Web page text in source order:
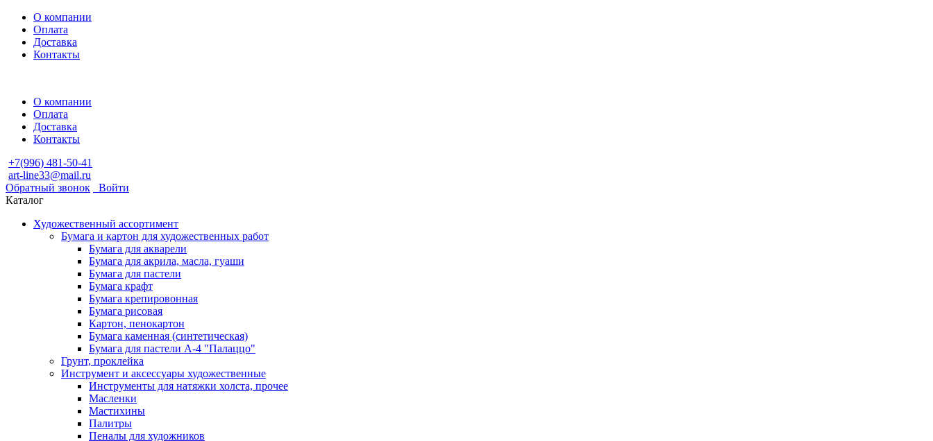
О компании
Оплата
Доставка
Контакты
О компании
Оплата
Доставка
Контакты
+7(996) 481-50-41
art-line33@mail.ru
Обратный звонок
Войти
Каталог
Художественный ассортимент
Бумага и картон для художественных работ
Бумага для акварели
Бумага для акрила, масла, гуаши
Бумага для пастели
Бумага крафт
Бумага крепировонная
Бумага рисовая
Картон, пенокартон
Бумага каменная (синтетическая)
Бумага для пастели А-4 "Палаццо"
Грунт, проклейка
Инструмент и аксессуары художественные
Инструменты для натяжки холста, прочее
Масленки
Мастихины
Палитры
Пеналы для художников